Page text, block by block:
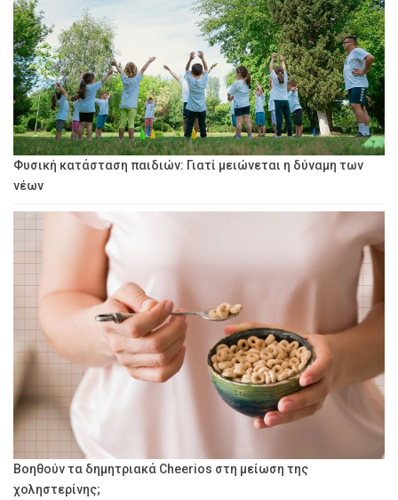
Φυσική κατάσταση παιδιών: Γιατί μειώνεται η δύναμη των
νέων
Βοηθούν τα δημητριακά Cheerios στη μείωση της
χοληστερίνης;